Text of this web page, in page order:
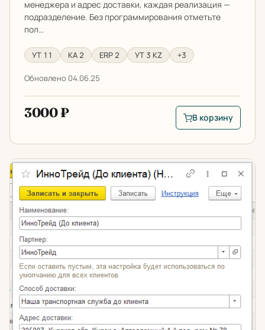
менеджера и адрес доставки, каждая реализация —
подразделение. Без программирования отметьте
пол…
УТ 11 КА 2 ERP 2 УТ 3 KZ +3
Обновлено 04.06.25
3000 ₽
В корзину:
В корзину
Автозаполнение реквизитов доставки в заказе и